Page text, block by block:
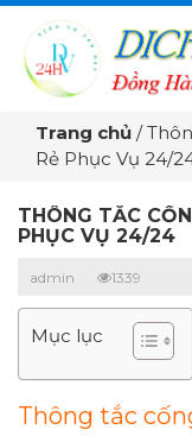
Trang chủ /
Rẻ Phục Vụ 24/
THÔNG TẮC
PHỤC VỤ 24/24
admin 1339
Mục lục
Thông tắc